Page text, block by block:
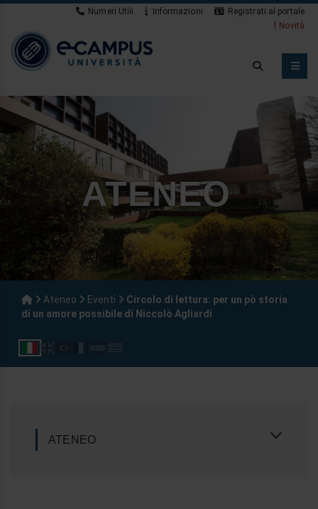
Numeri Utili Informazioni
Registrati al portale
Novità
ATENEO
Ateneo Eventi
Circolo di lettura: per un pò storia
di un amore possibile di Niccolò Agliardi
ATENEO